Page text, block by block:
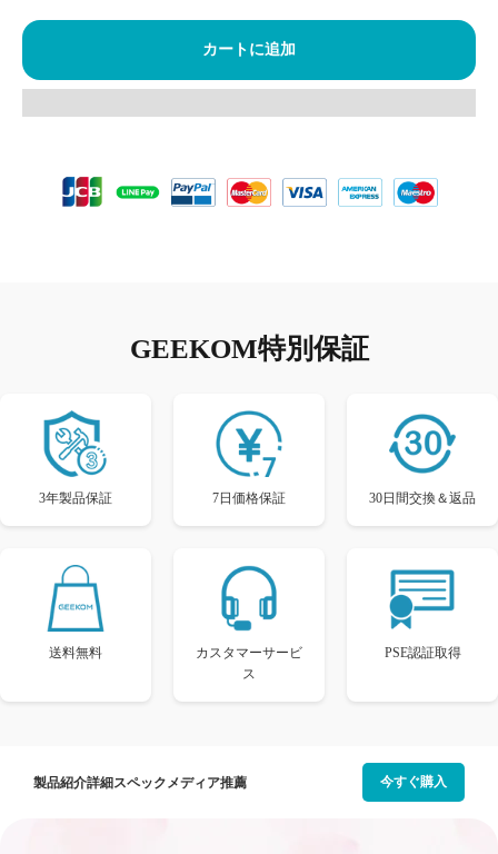
カートに追加
GEEKOM特別保証
3年製品保証 7日価格保証 30日間交換＆返品
送料無料
カスタマーサービ
ス
PSE認証取得
製品紹介詳細スペック メディア推薦 今すぐ購入